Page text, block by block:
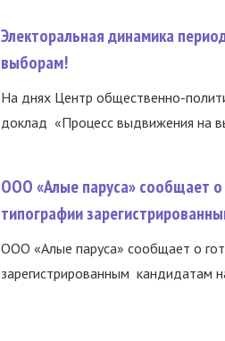
Электоральная динамика
выборам!
На днях Центр общественно-
доклад «Процесс выдвижения на
ООО «Алые паруса» сообщает о
типографии
ООО «Алые паруса» сообщает о
зарегистрированным кандидатам